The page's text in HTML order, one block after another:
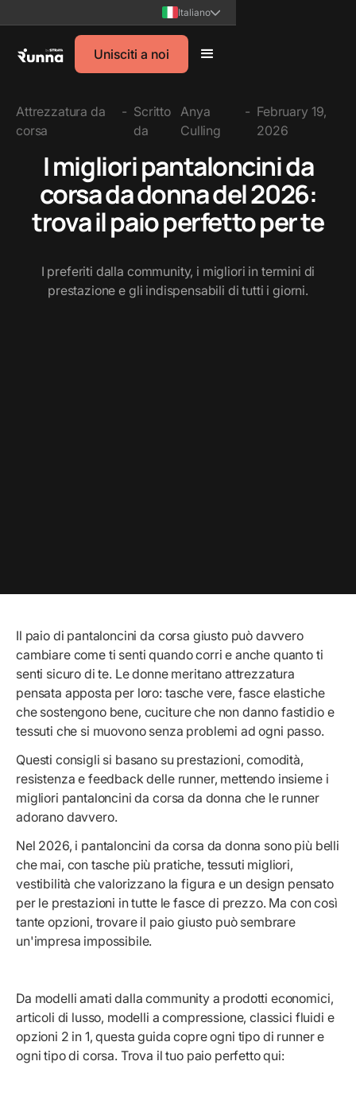
Italiano
Unisciti a noi
Attrezzatura da
corsa
- Scritto
da
Anya
Culling
- February 19,
2026
I migliori pantaloncini da
corsa da donna del 2026:
trova il paio perfetto per te
I preferiti dalla community, i migliori in termini di
prestazione e gli indispensabili di tutti i giorni.
Il paio di pantaloncini da corsa giusto può davvero
cambiare come ti senti quando corri e anche quanto ti
senti sicuro di te. Le donne meritano attrezzatura
pensata apposta per loro: tasche vere, fasce elastiche
che sostengono bene, cuciture che non danno fastidio e
tessuti che si muovono senza problemi ad ogni passo.
Questi consigli si basano su prestazioni, comodità,
resistenza e feedback delle runner, mettendo insieme i
migliori pantaloncini da corsa da donna che le runner
adorano davvero.
Nel 2026, i pantaloncini da corsa da donna sono più belli
che mai, con tasche più pratiche, tessuti migliori,
vestibilità che valorizzano la figura e un design pensato
per le prestazioni in tutte le fasce di prezzo. Ma con così
tante opzioni, trovare il paio giusto può sembrare
un'impresa impossibile.
Da modelli amati dalla community a prodotti economici,
articoli di lusso, modelli a compressione, classici fluidi e
opzioni 2 in 1, questa guida copre ogni tipo di runner e
ogni tipo di corsa. Trova il tuo paio perfetto qui: